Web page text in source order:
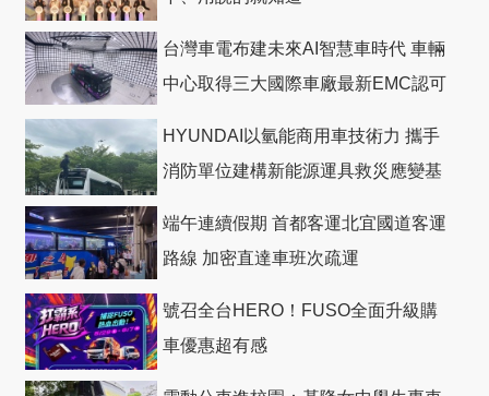
台灣車電布建未來AI智慧車時代 車輛
中心取得三大國際車廠最新EMC認可
HYUNDAI以氫能商用車技術力 攜手
消防單位建構新能源運具救災應變基
端午連續假期 首都客運北宜國道客運
路線 加密直達車班次疏運
號召全台HERO！FUSO全面升級購
車優惠超有感